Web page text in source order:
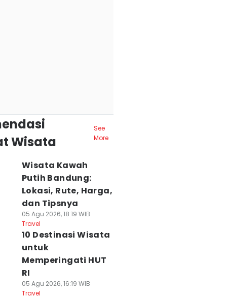
Wisata
See
More
Wisata Kawah
Putih Bandung:
Lokasi, Rute, Harga,
dan Tipsnya
05 Agu 2026, 18:19 WIB
Travel
10 Destinasi Wisata
untuk
Memperingati HUT
RI
05 Agu 2026, 16:19 WIB
Travel